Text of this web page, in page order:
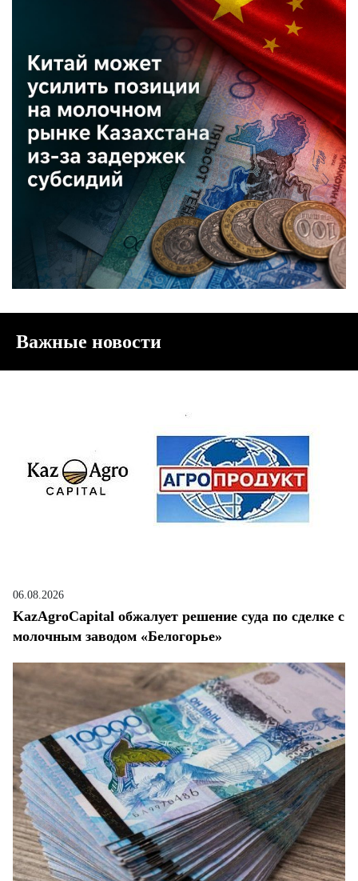
Важные новости
06.08.2026
KazAgroCapital обжалует решение суда по сделке с
молочным заводом «Белогорье»